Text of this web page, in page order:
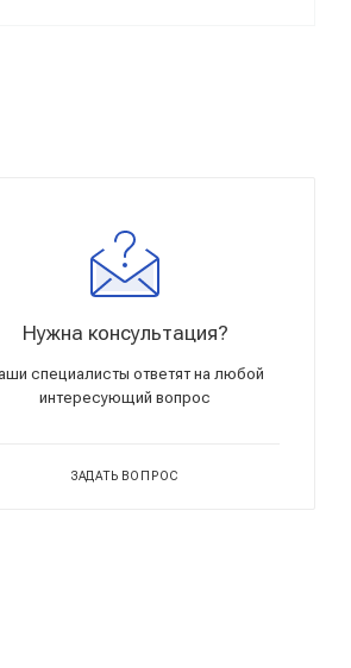
Нужна консультация?
специалисты ответят на любой
интересующий вопрос
ЗАДАТЬ ВОПРОС